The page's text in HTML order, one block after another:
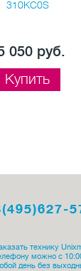
310KC0S
050 руб.
Купить
технику
можно с
день без